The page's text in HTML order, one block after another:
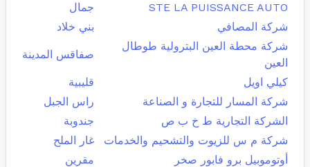
STE LA PUISSANCE AUTO
جمال
شركة المصافي
بني خلاد
شركة محطة العين البترولية طوطال
العين
صفاقس المدينة
كيلي اويل
قليبية
شركة المسار للتجارة و الصناعة
راس الجبل
الشركة التجارية ط خ ب ص
جندوبة
شركة م س للزيوت والتشحيم والخدمات
غار الملح
أوتوموبيل برو فابور صخر
مقرين